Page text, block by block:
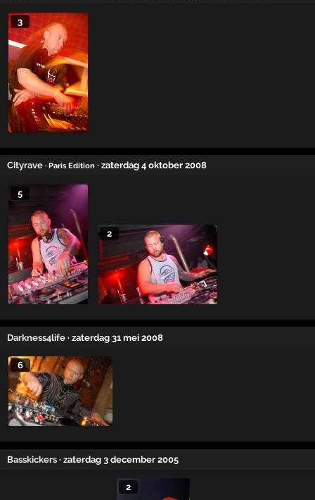
3
Cityrave · Paris Edition · zaterdag 4 oktober 2008
5
2
Darkness4life · zaterdag 31 mei 2008
6
Basskickers · zaterdag 3 december 2005
2